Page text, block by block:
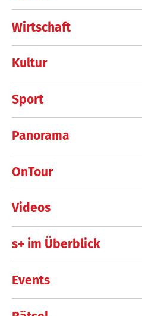
Wirtschaft
Kultur
Sport
Panorama
OnTour
Videos
s+ im Überblick
Events